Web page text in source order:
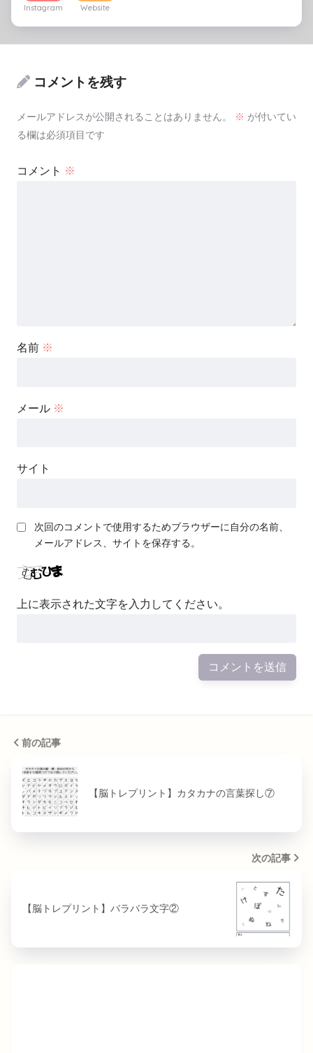
Instagram Website
コメントを残す
メールアドレスが公開されることはありません。 ※ が付いてい
る欄は必須項目です
コメント ※
名前 ※
メール ※
サイト
次回のコメントで使用するためブラウザーに自分の名前、
メールアドレス、サイトを保存する。
上に表示された文字を入力してください。
前の記事
【脳トレプリント】カタカナの言葉探し⑦
次の記事
【脳トレプリント】バラバラ文字②